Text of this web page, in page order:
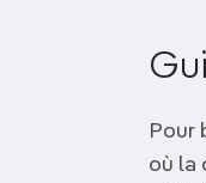
TOP Pour
où la